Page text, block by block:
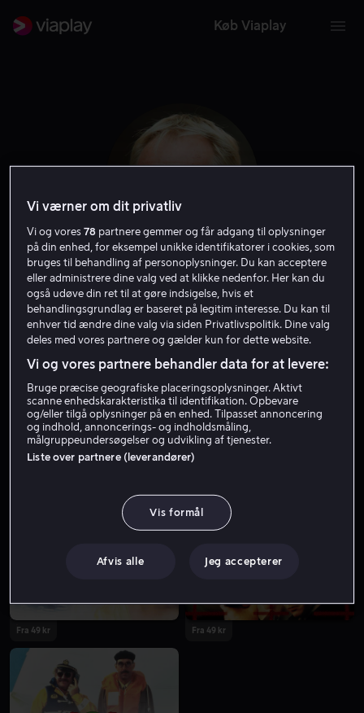
Køb Viaplay
Anders Ahlbom
Skuespiller
Fra 49 kr
Fra 49 kr Fra 49 kr
Vi værner om dit privatliv
Vi og vores78 partnere gemmer og får adgang til oplysninger
på din enhed, for eksempel unikke identifikatorer i cookies, som
bruges til behandling af personoplysninger. Du kan acceptere
eller administrere dine valg ved at klikke nedenfor. Her kan du
også udøve din ret til at gøre indsigelse, hvis et
behandlingsgrundlag er baseret på legitim interesse. Du kan til
enhver tid ændre dine valg via siden Privatlivspolitik. Dine valg
deles med vores partnere og gælder kun for dette website.
Vi og vores partnere behandler data for at levere:
Bruge præcise geografiske placeringsoplysninger. Aktivt
scanne enhedskarakteristika til identifikation. Opbevare
og/eller tilgå oplysninger på en enhed. Tilpasset annoncering
og indhold, annoncerings- og indholdsmåling,
målgruppeundersøgelser og udvikling af tjenester.
Liste over partnere (leverandører)
Vis formål
Afvis alle Jeg accepterer